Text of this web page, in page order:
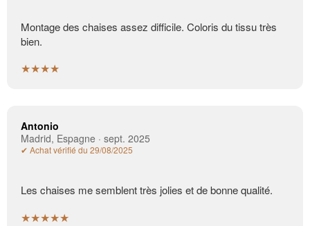
Montage des chaises assez difficile. Coloris du tissu très
bien.
★★★★
Antonio
Madrid, Espagne · sept. 2025
✔ Achat vérifié du 29/08/2025
Les chaises me semblent très jolies et de bonne qualité.
★★★★★